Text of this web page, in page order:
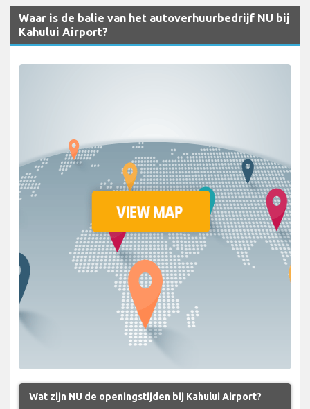
Waar is de balie van het autoverhuurbedrijf NU bij
Kahului Airport?
Wat zijn NU de openingstijden bij Kahului Airport?